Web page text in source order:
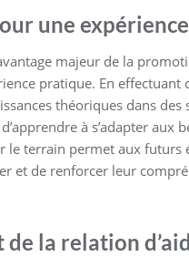
une
majeur de la
pratique. En effectuant
théoriques dans des
à s’adapter aux
le terrain permet aux futurs
et de renforcer leur
la relation